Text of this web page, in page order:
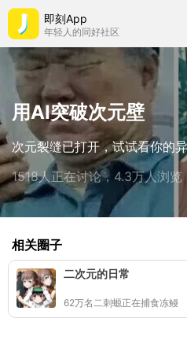
即刻App
年轻人的同好社区
用AI突破次元壁
次元裂缝已打开，试试看你的
1518人正在讨论，4.3万人浏览
相关圈子
二次元的日常
62万名二刺螈正在捕食冻鳗